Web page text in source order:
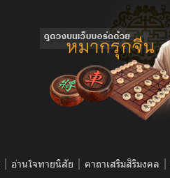
| อ่านใจทายนิสัย | คาถาเสริมสิริมงคล |